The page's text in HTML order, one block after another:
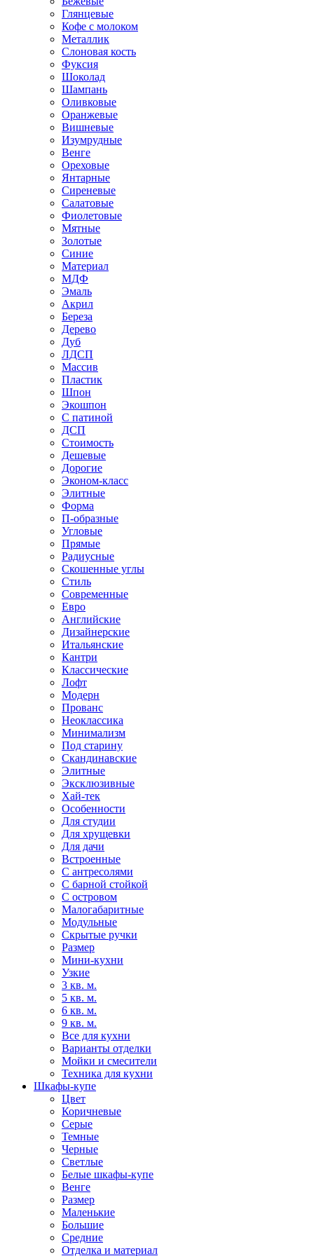
Глянцевые
Кофе с молоком
Металлик
Слоновая кость
Фуксия
Шоколад
Шампань
Оливковые
Оранжевые
Вишневые
Изумрудные
Венге
Ореховые
Янтарные
Сиреневые
Салатовые
Фиолетовые
Мятные
Золотые
Синие
Материал
МДФ
Эмаль
Акрил
Береза
Дерево
Дуб
ЛДСП
Массив
Пластик
Шпон
Экошпон
С патиной
ДСП
Стоимость
Дешевые
Дорогие
Эконом-класс
Элитные
Форма
П-образные
Угловые
Прямые
Радиусные
Скошенные углы
Стиль
Современные
Евро
Английские
Дизайнерские
Итальянские
Кантри
Классические
Лофт
Модерн
Прованс
Неоклассика
Минимализм
Под старину
Скандинавские
Элитные
Эксклюзивные
Хай-тек
Особенности
Для студии
Для хрущевки
Для дачи
Встроенные
С антресолями
С барной стойкой
С островом
Малогабаритные
Модульные
Скрытые ручки
Размер
Мини-кухни
Узкие
3 кв. м.
5 кв. м.
6 кв. м.
9 кв. м.
Все для кухни
Варианты отделки
Мойки и смесители
Техника для кухни
Шкафы-купе
Цвет
Коричневые
Серые
Темные
Черные
Светлые
Белые шкафы-купе
Венге
Размер
Маленькие
Большие
Средние
Отделка и материал